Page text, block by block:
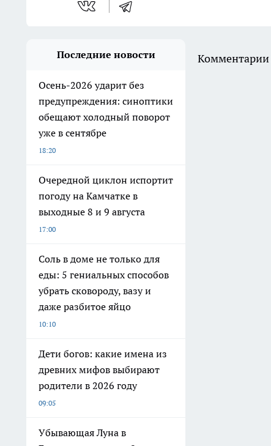
Последние новости
Осень-2026 ударит без
предупреждения: синоптики
обещают холодный поворот
уже в сентябре
18:20
Очередной циклон испортит
погоду на Камчатке в
выходные 8 и 9 августа
17:00
Соль в доме не только для
еды: 5 гениальных способов
убрать сковороду, вазу и
даже разбитое яйцо
10:10
Дети богов: какие имена из
древних мифов выбирают
родители в 2026 году
09:05
Убывающая Луна в
Комментарии